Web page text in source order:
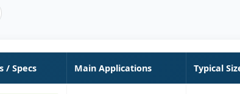
/ Specs Main Applications Typical